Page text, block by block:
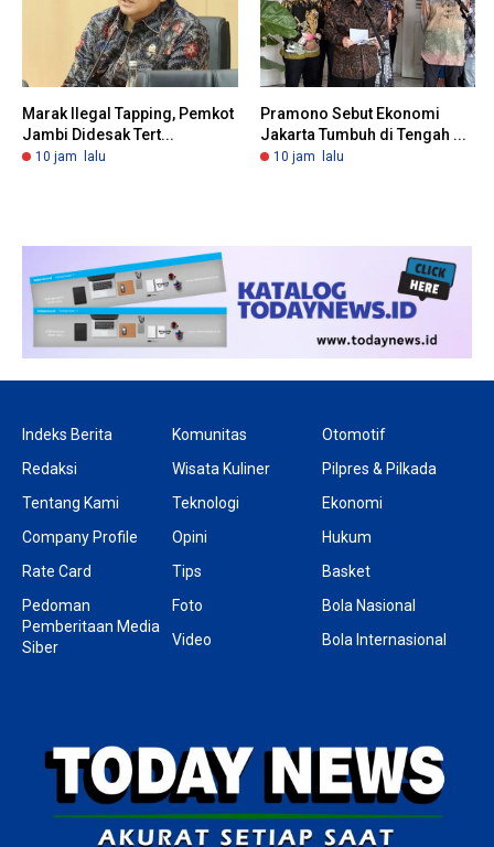
Marak Ilegal Tapping, Pemkot
Jambi Didesak Tert...
10 jam lalu
Pramono Sebut Ekonomi
Jakarta Tumbuh di Tengah ...
10 jam lalu
Indeks Berita
Redaksi
Tentang Kami
Company Profile
Rate Card
Pedoman
Pemberitaan Media
Siber
Komunitas
Wisata Kuliner
Teknologi
Opini
Tips
Foto
Video
Otomotif
Pilpres & Pilkada
Ekonomi
Hukum
Basket
Bola Nasional
Bola Internasional